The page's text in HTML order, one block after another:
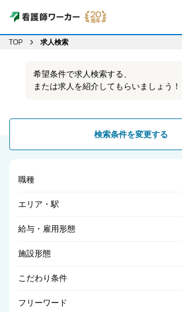
TOP 求人検索
希望条件で求人検索する、
または求人を紹介してもらいましょう！
検索条件を変更する
職種
エリア・駅
給与・雇用形態
施設形態
こだわり条件
フリーワード